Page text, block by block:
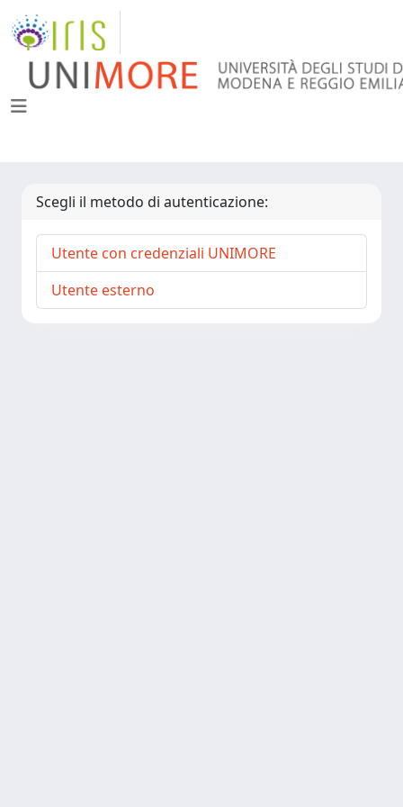
Scegli il metodo di autenticazione:
Utente con credenziali UNIMORE
Utente esterno